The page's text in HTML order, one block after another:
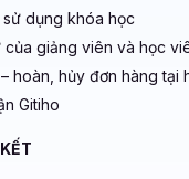
dụng khóa học
giảng viên và học
hoàn, hủy đơn hàng tại
Gitiho